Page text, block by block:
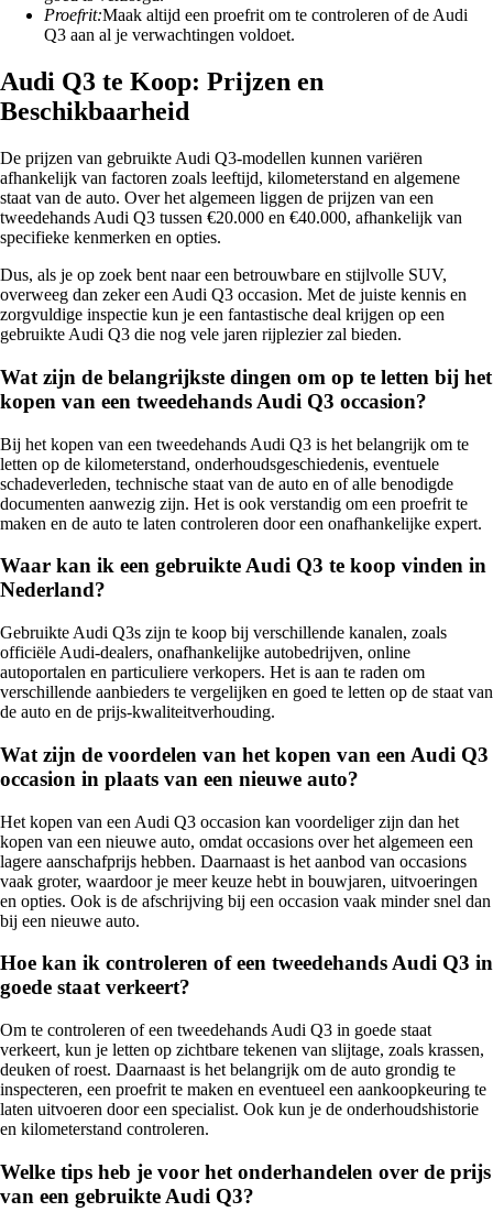
Proefrit:Maak altijd een proefrit om te controleren of de Audi
Q3 aan al je verwachtingen voldoet.
Audi Q3 te Koop: Prijzen en
Beschikbaarheid
De prijzen van gebruikte Audi Q3-modellen kunnen variëren
afhankelijk van factoren zoals leeftijd, kilometerstand en algemene
staat van de auto. Over het algemeen liggen de prijzen van een
tweedehands Audi Q3 tussen €20.000 en €40.000, afhankelijk van
specifieke kenmerken en opties.
Dus, als je op zoek bent naar een betrouwbare en stijlvolle SUV,
overweeg dan zeker een Audi Q3 occasion. Met de juiste kennis en
zorgvuldige inspectie kun je een fantastische deal krijgen op een
gebruikte Audi Q3 die nog vele jaren rijplezier zal bieden.
Wat zijn de belangrijkste dingen om op te letten bij het
kopen van een tweedehands Audi Q3 occasion?
Bij het kopen van een tweedehands Audi Q3 is het belangrijk om te
letten op de kilometerstand, onderhoudsgeschiedenis, eventuele
schadeverleden, technische staat van de auto en of alle benodigde
documenten aanwezig zijn. Het is ook verstandig om een proefrit te
maken en de auto te laten controleren door een onafhankelijke expert.
Waar kan ik een gebruikte Audi Q3 te koop vinden in
Nederland?
Gebruikte Audi Q3s zijn te koop bij verschillende kanalen, zoals
officiële Audi-dealers, onafhankelijke autobedrijven, online
autoportalen en particuliere verkopers. Het is aan te raden om
verschillende aanbieders te vergelijken en goed te letten op de staat van
de auto en de prijs-kwaliteitverhouding.
Wat zijn de voordelen van het kopen van een Audi Q3
occasion in plaats van een nieuwe auto?
Het kopen van een Audi Q3 occasion kan voordeliger zijn dan het
kopen van een nieuwe auto, omdat occasions over het algemeen een
lagere aanschafprijs hebben. Daarnaast is het aanbod van occasions
vaak groter, waardoor je meer keuze hebt in bouwjaren, uitvoeringen
en opties. Ook is de afschrijving bij een occasion vaak minder snel dan
bij een nieuwe auto.
Hoe kan ik controleren of een tweedehands Audi Q3 in
goede staat verkeert?
Om te controleren of een tweedehands Audi Q3 in goede staat
verkeert, kun je letten op zichtbare tekenen van slijtage, zoals krassen,
deuken of roest. Daarnaast is het belangrijk om de auto grondig te
inspecteren, een proefrit te maken en eventueel een aankoopkeuring te
laten uitvoeren door een specialist. Ook kun je de onderhoudshistorie
en kilometerstand controleren.
Welke tips heb je voor het onderhandelen over de prijs
van een gebruikte Audi Q3?